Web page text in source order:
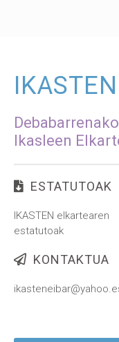
IKASTEN
Ikasleen
ESTATUTOAK
IKASTEN elkartearen
estatutoak
KONTAKTUA